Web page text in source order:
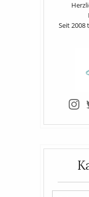
Seit 2008